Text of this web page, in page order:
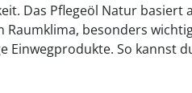
Das Pflegeöl Natur
besonders
So kannst